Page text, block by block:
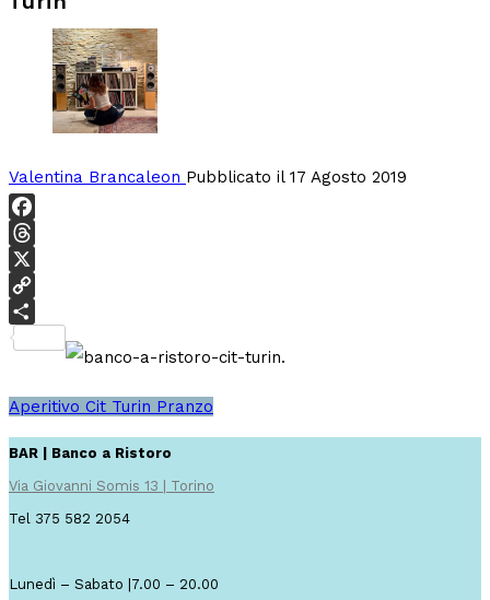
Valentina Brancaleon Pubblicato il 17 Agosto 2019
Facebook
Threads
X
Copy
Link
Condividi
Aperitivo Cit Turin Pranzo
BAR | Banco a Ristoro
Via Giovanni Somis 13 | Torino
Tel 375 582 2054
Lunedì – Sabato |7.00 – 20.00